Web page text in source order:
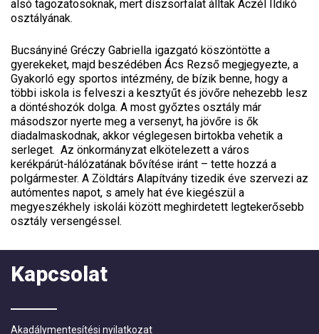
alsó tagozatosoknak, mert díszsorfalat álltak Aczél Ildikó
osztályának.
Bucsányiné Gréczy Gabriella igazgató köszöntötte a
gyerekeket, majd beszédében Ács Rezső megjegyezte, a
Gyakorló egy sportos intézmény, de bízik benne, hogy a
többi iskola is felveszi a kesztyűt és jövőre nehezebb lesz
a döntéshozók dolga. A most győztes osztály már
másodszor nyerte meg a versenyt, ha jövőre is ők
diadalmaskodnak, akkor véglegesen birtokba vehetik a
serleget. Az önkormányzat elkötelezett a város
kerékpárút-hálózatának bővítése iránt – tette hozzá a
polgármester. A Zöldtárs Alapítvány tizedik éve szervezi az
autómentes napot, s amely hat éve kiegészül a
megyeszékhely iskolái között meghirdetett legtekerősebb
osztály versengéssel.
Kapcsolat
Akadálymentesítési nyilatkozat